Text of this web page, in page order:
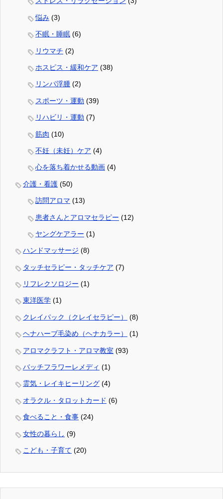
悩み (3)
不眠・睡眠 (6)
リウマチ (2)
ホスピス・緩和ケア (38)
リンパ浮腫 (2)
スポーツ・運動 (39)
リハビリ・運動 (7)
筋肉 (10)
不妊（未妊）ケア (4)
心を落ち着かせる動画 (4)
介護・看護 (50)
訪問アロマ (13)
患者さんとアロマセラピー (12)
ヤングケアラー (1)
ハンドマッサージ (8)
タッチセラピー・タッチケア (7)
リフレクソロジー (1)
東洋医学 (1)
クレイパック（クレイセラピー） (8)
ヘナハーブ毛染め（ヘナカラー） (1)
アロマクラフト・アロマ教室 (93)
バッチフラワーレメディ (1)
霊気・レイキヒーリング (4)
オラクル・タロットカード (6)
食べること・食事 (24)
女性の暮らし (9)
こども・子育て (20)